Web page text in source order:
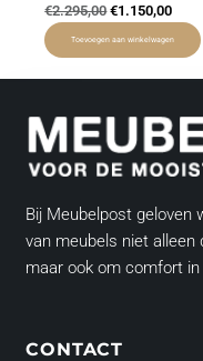
€2.295,00 €1.150,00
Toevoegen aan winkelwagen
Bij Meubelpost geloven
van meubels niet alleen
maar ook om comfort
CONTACT